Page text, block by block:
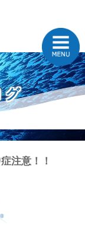
グ
注意！！